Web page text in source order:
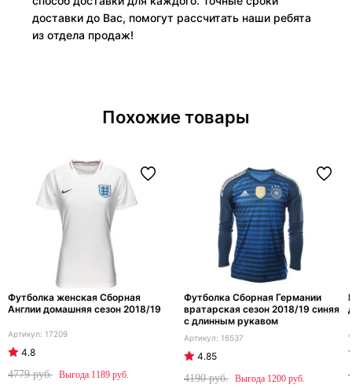
доставки до Вас, помогут рассчитать наши ребята
из отдела продаж!
Похожие товары
Футболка женская Сборная
Англии домашняя сезон 2018/19
17209
4.8
4779
1189
Футболка Сборная Германии
вратарская сезон 2018/19 синяя
с длинным рукавом
16537
4.85
4190
1200